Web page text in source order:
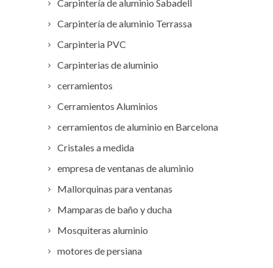
Carpintería de aluminio Sabadell
Carpintería de aluminio Terrassa
Carpinteria PVC
Carpinterias de aluminio
cerramientos
Cerramientos Aluminios
cerramientos de aluminio en Barcelona
Cristales a medida
empresa de ventanas de aluminio
Mallorquinas para ventanas
Mamparas de baño y ducha
Mosquiteras aluminio
motores de persiana